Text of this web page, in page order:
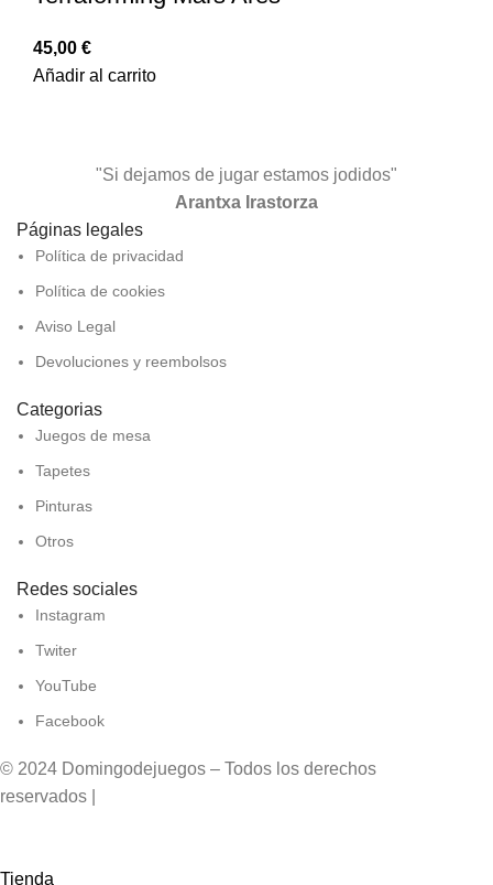
45,00 €
Añadir al carrito
"Si dejamos de jugar estamos jodidos"
Arantxa Irastorza
Páginas legales
Política de privacidad
Política de cookies
Aviso Legal
Devoluciones y reembolsos
Categorias
Juegos de mesa
Tapetes
Pinturas
Otros
Redes sociales
Instagram
Twiter
YouTube
Facebook
© 2024 Domingodejuegos – Todos los derechos
reservados |
Tienda